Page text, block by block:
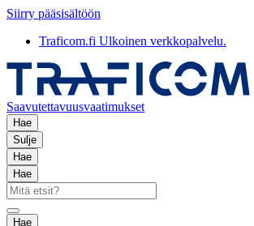
Siirry pääsisältöön
Traficom.fi Ulkoinen verkkopalvelu.
Saavutettavuusvaatimukset
Hae
Sulje
Hae
Hae
Hae